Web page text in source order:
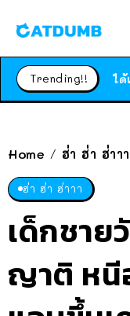
Trending!!
Home / ฮ่า ฮ่า ฮ่าาา
ฮ่า ฮ่า ฮ่าาา
เด็กชาย
ญาติ หนี